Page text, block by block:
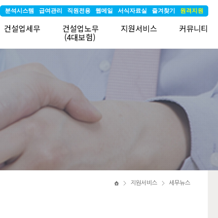
분석시스템 급여관리 직원전용 웹메일 서식자료실 즐겨찾기 원격지원
건설업세무 건설업노무
(4대보험)
지원서비스 커뮤니티
지원서비스 세무뉴스